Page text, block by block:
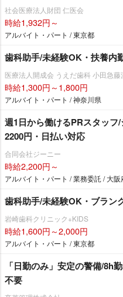
社会医療法人財団 仁医会
時給1,932円～
アルバイト・パート / 東京都
歯科助手/未経験OK・扶養内
医療法人開成会 うえだ歯科 小田急藤
時給1,300円～1,800円
アルバイト・パート / 神奈川県
週1日から働けるPRスタッ
2200円・日払い対応
合同会社ジーニー
時給2,200円～
アルバイト・パート / 業務委託 / 大阪
歯科助手/未経験OK・ブラン
崎歯科クリニック+KIDS
時給1,600円～2,000円
アルバイト・パート / 東京都
「日勤のみ」安定の警備/8h
不要